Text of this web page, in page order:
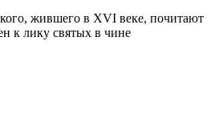
жившего в XVI веке, почитают
к лику святых в чине